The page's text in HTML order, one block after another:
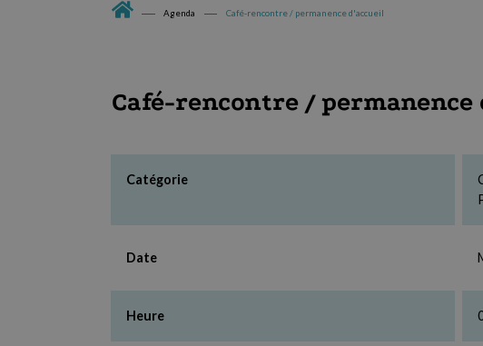
Agenda Café-rencontre / permanence d'accueil
Café-rencontre / permanence
Catégorie
Date
Heure